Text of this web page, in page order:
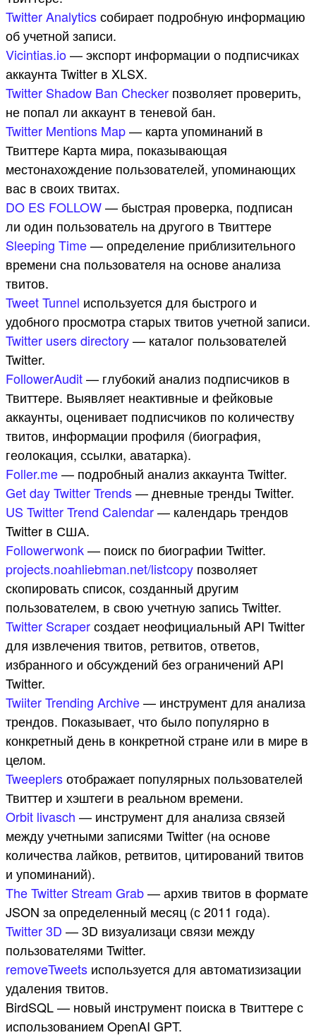
Twitter Analyticsсобирает подробную информацию
об учетной записи.
Vicintias.io— экспорт информации о подписчиках
аккаунта Twitter в XLSX.
Twitter Shadow Ban Checker позволяет проверить,
не попал ли аккаунт в теневой бан.
Twitter Mentions Map— карта упоминаний в
Твиттере Карта мира, показывающая
местонахождение пользователей, упоминающих
вас в своих твитах.
DO ES FOLLOW— быстрая проверка, подписан
ли один пользователь на другого в Твиттере
Sleeping Time— определение приблизительного
времени сна пользователя на основе анализа
твитов.
Tweet Tunnel используется для быстрого и
удобного просмотра старых твитов учетной записи.
Twitter users directory— каталог пользователей
Twitter.
FollowerAudit— глубокий анализ подписчиков в
Твиттере. Выявляет неактивные и фейковые
аккаунты, оценивает подписчиков по количеству
твитов, информации профиля (биография,
геолокация, ссылки, аватарка).
Foller.me— подробный анализ аккаунта Twitter.
Get day Twitter Trends— дневные тренды Twitter.
US Twitter Trend Calendar— календарь трендов
Twitter в США.
Followerwonk— поиск по биографии Twitter.
projects.noahliebman.net/listcopy позволяет
скопировать список, созданный другим
пользователем, в свою учетную запись Twitter.
Twitter Scraperсоздает неофициальный API Twitter
для извлечения твитов, ретвитов, ответов,
избранного и обсуждений без ограничений API
Twitter.
Twiiter Trending Archive— инструмент для анализа
трендов. Показывает, что было популярно в
конкретный день в конкретной стране или в мире в
целом.
Tweeplersотображает популярных пользователей
Твиттер и хэштеги в реальном времени.
Orbit livasch — инструмент для анализа связей
между учетными записями Twitter (на основе
количества лайков, ретвитов, цитирований твитов
и упоминаний).
The Twitter Stream Grab— архив твитов в формате
JSON за определенный месяц (с 2011 года).
Twitter 3D — 3D визуализаци связи между
пользователями Twitter.
removeTweets используется для автоматизизации
удаления твитов.
BirdSQL — новый инструмент поиска в Твиттере с
использованием OpenAI GPT.